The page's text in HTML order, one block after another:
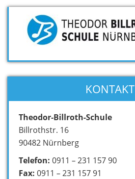
KONTAKT
Theodor-Billroth-Schule
Billrothstr. 16
90482 Nürnberg
Telefon: 0911 – 231 157 90
Fax: 0911 – 231 157 91